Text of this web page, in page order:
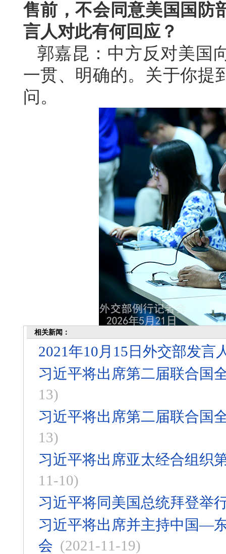
售前，不会同意美国国防
言人对此有何回应？
郭嘉昆：中方反对美国
一贯、明确的。关于你提
问。
相关新闻：
2021年10月15日外交部发言
习近平将出席第二届联合国
13)
习近平将出席第二届联合国
13)
习近平将出席亚太经合组织
11-10)
习近平将同美国总统拜登举
习近平将出席并主持中国—
会 (2021-11-19)